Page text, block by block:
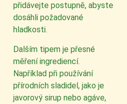
přidávejte postupně, abyste
dosáhli požadované
hladkosti.
Dalším tipem je přesné
měření ingrediencí.
Například při používání
přírodních sladidel, jako je
javorový sirup nebo agáve,